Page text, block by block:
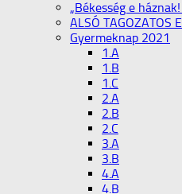
„Békesség e
ALSÓ TAGOZATOS
Gyermeknap 2021
1.A
1.B
1.C
2.A
2.B
2.C
3.A
3.B
4.A
4.B